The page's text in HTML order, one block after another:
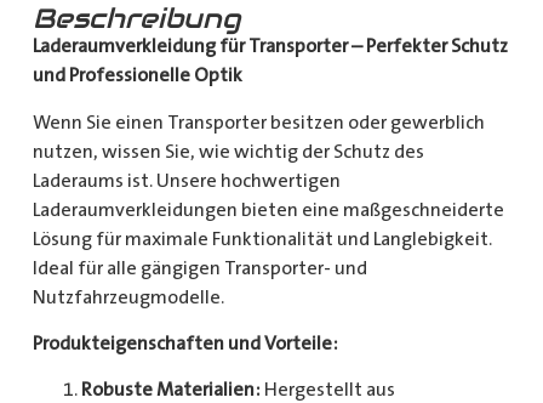
Beschreibung
Laderaumverkleidung für Transporter – Perfekter Schutz
und Professionelle Optik
Wenn Sie einen Transporter besitzen oder gewerblich
nutzen, wissen Sie, wie wichtig der Schutz des
Laderaums ist. Unsere hochwertigen
Laderaumverkleidungen bieten eine maßgeschneiderte
Lösung für maximale Funktionalität und Langlebigkeit.
Ideal für alle gängigen Transporter- und
Nutzfahrzeugmodelle.
Produkteigenschaften und Vorteile:
Robuste Materialien: Hergestellt aus